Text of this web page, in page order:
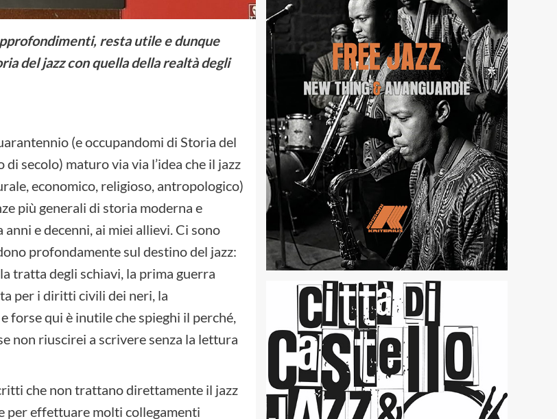
resta utile e dunque
del jazz con quella della realtà degli
(e occupandomi di Storia del
secolo) maturo via via l’idea che il jazz
economico, religioso, antropologico)
più generali di storia moderna e
e decenni, ai miei allievi. Ci sono
profondamente sul destino del jazz:
tratta degli schiavi, la prima guerra
per i diritti civili dei neri, la
forse qui è inutile che spieghi il perché,
non riuscirei a scrivere senza la lettura
che non trattano direttamente il jazz
per effettuare molti collegamenti